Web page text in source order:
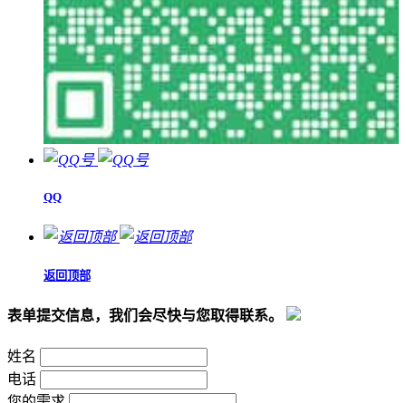
QQ
返回顶部
表单提交信息，我们会尽快与您取得联系。
姓名
电话